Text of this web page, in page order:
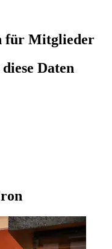
für Mitglieder
Daten